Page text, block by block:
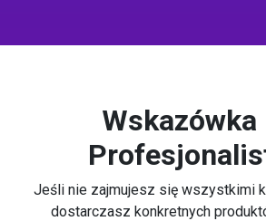
Wskazówka
Jeśli nie zajmujesz się wszystkimi
dostarczasz konkretnych